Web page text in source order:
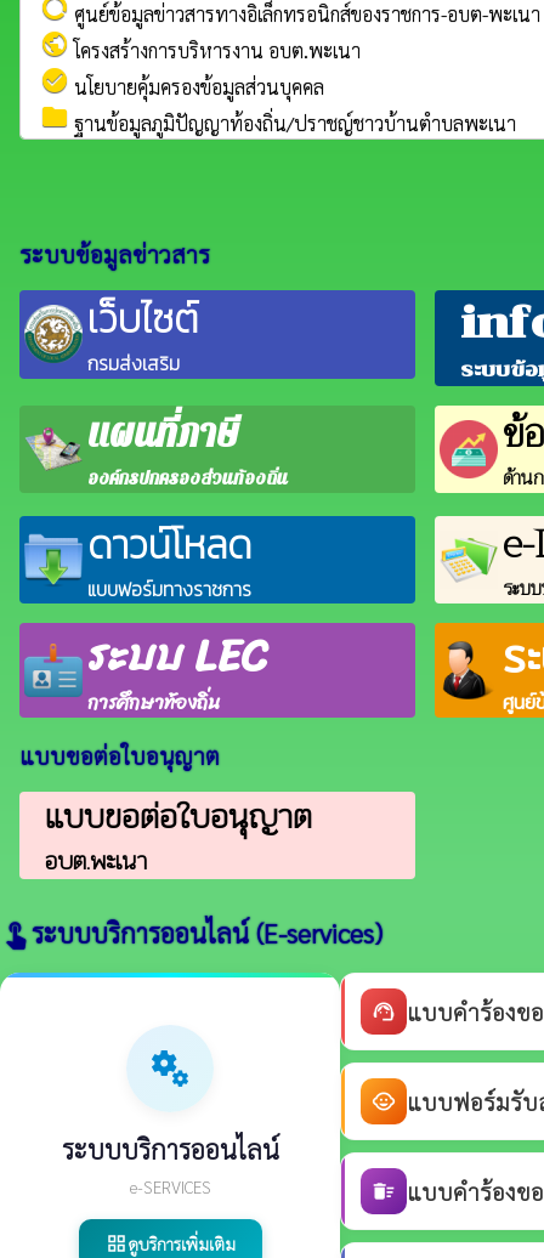
data_usage ศูนย์ข้อมูลข่าวสารทางอิเล็กทรอนิกส์ของราชการ-อบต-พะเนา
public โครงสร้างการบริหารงาน อบต.พะเนา
check_circle นโยบายคุ้มครองข้อมูลส่วนบุคคล
folder ฐานข้อมูลภูมิปัญญาท้องถิ่น/ปราชญ์ชาวบ้านตำบลพะเนา
ระบบข้อมูลข่าวสาร
เว็บไซต์
กรมส่งเสริม ระบบข้
แผนที่ภาษี
องค์กรปกครองส่วนท้องถิ่น
ข้
ด้าน
ดาวน์โหลด
แบบฟอร์มทางราชการ ระบ
ระบบ LEC
การศึกษาท้องถิ่น
ร
ศูนย์
แบบขอต่อใบอนุญาต
แบบขอต่อใบอนุญาต
อบต.พะเนา
touch_appระบบบริการออนไลน์ (E-services)
miscellaneous_services
ระบบบริการออนไลน์
e-SERVICES
grid_viewดูบริการเพิ่มเติม
support_agent แบบคำร้องข
child_care แบบฟอร์มรับ
delete_sweep แบบคำร้องข